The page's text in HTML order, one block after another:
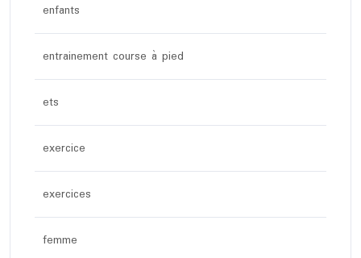
enfants
entrainement course à pied
ets
exercice
exercices
femme